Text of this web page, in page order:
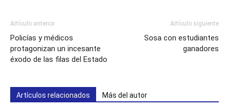
Artículo anterior
Policías y médicos
protagonizan un incesante
éxodo de las filas del Estado
Artículo siguiente
Sosa con estudiantes
ganadores
Artículos relacionados Más del autor